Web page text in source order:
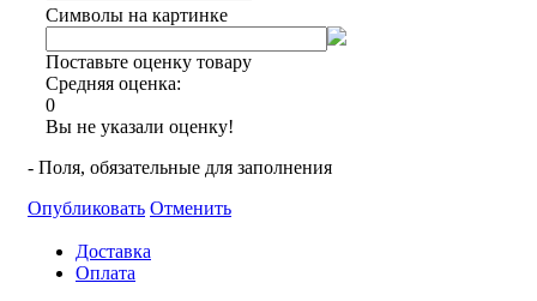
Символы на картинке
Поставьте оценку товару
Средняя оценка:
0
Вы не указали оценку!
- Поля, обязательные для заполнения
Опубликовать Отменить
Доставка
Оплата